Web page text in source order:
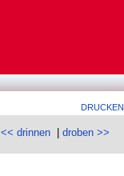
DRUCKEN
<< drinnen |droben >>